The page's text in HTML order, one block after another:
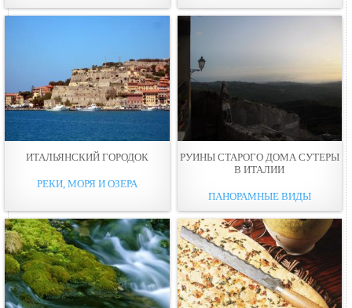
ИТАЛЬЯНСКИЙ ГОРОДОК
РЕКИ, МОРЯ И ОЗЕРА
РУИНЫ СТАРОГО ДОМА СУТЕРЫ
В ИТАЛИИ
ПАНОРАМНЫЕ ВИДЫ